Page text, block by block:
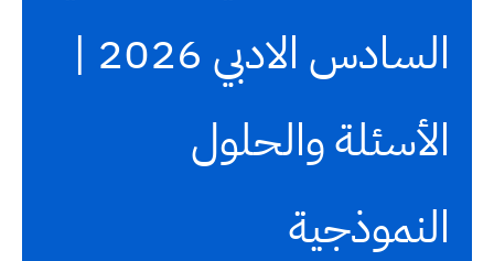
السادس الادبي 2026 |
الأسئلة والحلول
النموذجية